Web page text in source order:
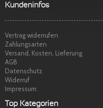
Marina S.
Kundeninfos
Vertrag widerrufen
Zahlungsarten
Versand, Kosten, Lieferung
AGB
Datenschutz
Widerruf
Impressum
Top Kategorien